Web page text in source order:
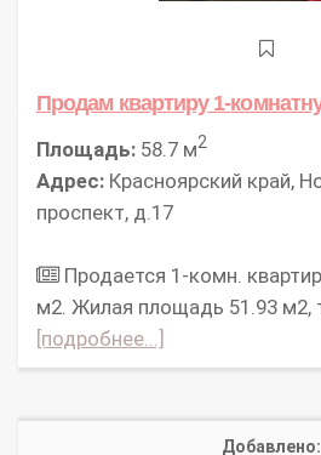
Продам квартиру 1-
Площадь: 58.7 м2
Адрес: Красноярский край,
проспект, д.17
Продается 1-комн.
м2. Жилая площадь 51.93 м2,
[подробнее...]
Добавлено: